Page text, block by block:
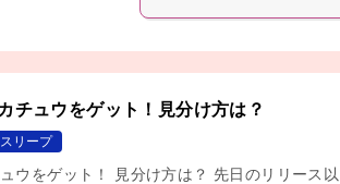
チュウをゲット！見分け方は？
リープ
ウをゲット！ 見分け方は？ 先日のリリース以